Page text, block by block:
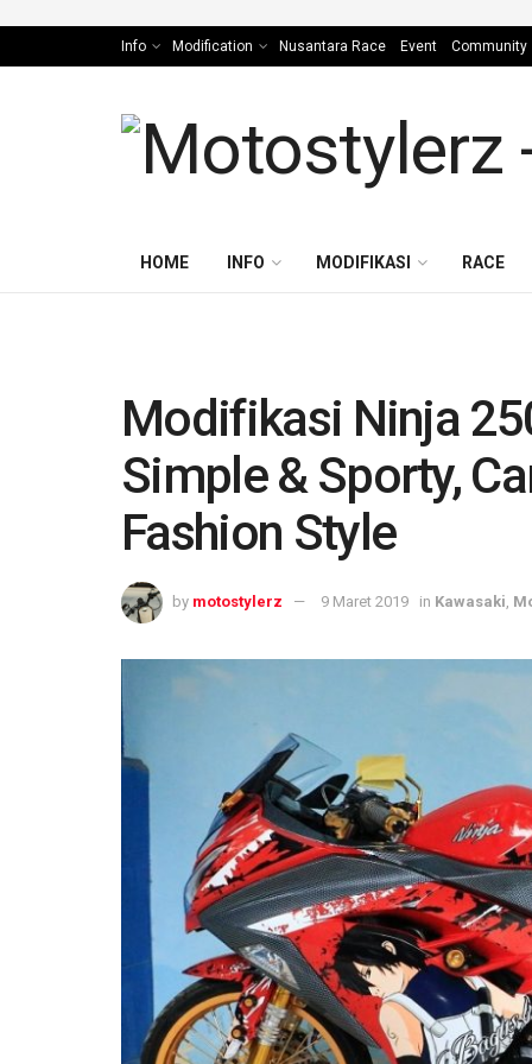
Info Modification Nusantara Race Event Community
HOME INFO MODIFIKASI RACE
Modifikasi Ninja
Simple & Sporty,
Fashion Style
by motostylerz 9 Maret 2019 in Kawasaki